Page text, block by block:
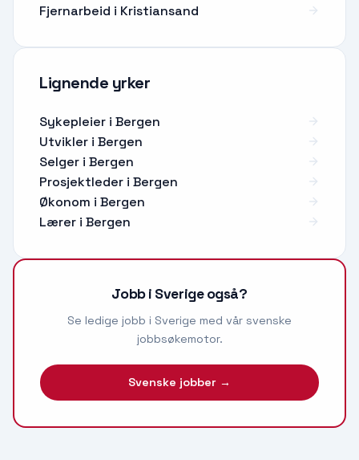
Fjernarbeid i Kristiansand
Lignende yrker
Sykepleier i Bergen
Utvikler i Bergen
Selger i Bergen
Prosjektleder i Bergen
Økonom i Bergen
Lærer i Bergen
Jobb i Sverige også?
Se ledige jobb i Sverige med vår svenske
jobbsøkemotor.
Svenske jobber →